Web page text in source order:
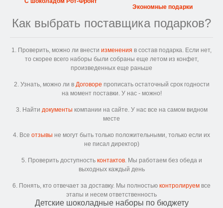
Экономные подарки
Как выбрать поставщика подарков?
1. Проверить, можно ли внести изменения в состав подарка. Если нет,
то скорее всего наборы были собраны еще летом из конфет,
произведенных еще раньше
2. Узнать, можно ли в Договоре прописать остаточный срок годности
на момент поставки. У нас - можно!
3. Найти документы компании на сайте. У нас все на самом видном
месте
4. Все отзывы не могут быть только положительными, только если их
не писал директор)
5. Проверить доступность контактов. Мы работаем без обеда и
выходных каждый день
6. Понять, кто отвечает за доставку. Мы полностью контролируем все
этапы и несем ответственность
Детские шоколадные наборы по бюджету